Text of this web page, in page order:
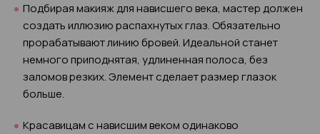
Подбирая макияж для нависшего века, мастер должен
создать иллюзию распахнутых глаз. Обязательно
прорабатывают линию бровей. Идеальной станет
немного приподнятая, удлиненная полоса, без
заломов резких. Элемент сделает размер глазок
больше.
Красавицам с нависшим веком одинаково